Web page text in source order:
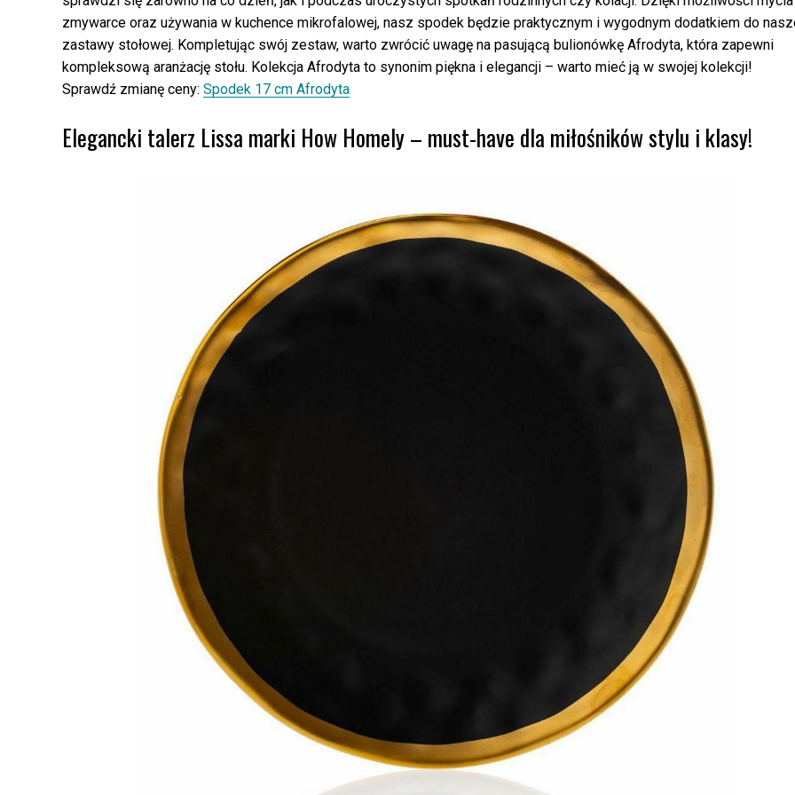
zmywarce oraz używania w kuchence mikrofalowej, nasz spodek będzie praktycznym i wygodnym dodatkiem do
zastawy stołowej. Kompletując swój zestaw, warto zwrócić uwagę na pasującą bulionówkę Afrodyta, która zapewni
kompleksową aranżację stołu. Kolekcja Afrodyta to synonim piękna i elegancji – warto mieć ją w swojej kolekcji!
Sprawdź zmianę ceny: Spodek 17 cm Afrodyta
Elegancki talerz Lissa marki How Homely – must-have dla miłośników stylu i klasy!